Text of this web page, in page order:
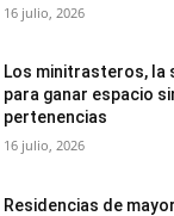
16 julio, 2026
Los minitrasteros, la
para ganar espacio
pertenencias
16 julio, 2026
Residencias de